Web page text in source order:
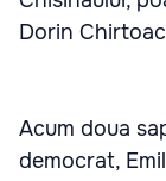
Dorin
Acum doua
democrat,